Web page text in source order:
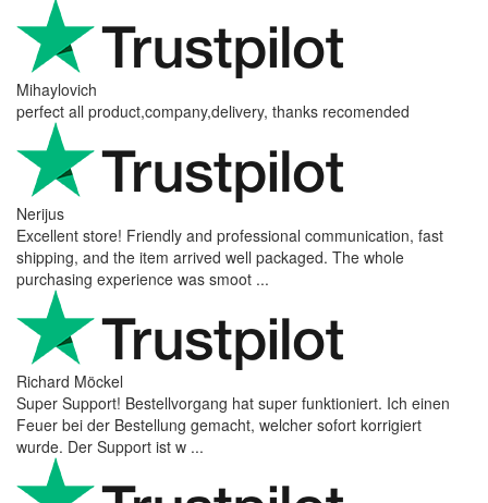
Mihaylovich
perfect all product,company,delivery, thanks recomended
Nerijus
Excellent store! Friendly and professional communication, fast
shipping, and the item arrived well packaged. The whole
purchasing experience was smoot ...
Richard Möckel
Super Support! Bestellvorgang hat super funktioniert. Ich einen
Feuer bei der Bestellung gemacht, welcher sofort korrigiert
wurde. Der Support ist w ...